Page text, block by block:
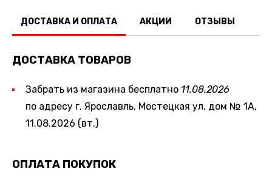
ДОСТАВКА И ОПЛАТА АКЦИИ ОТЗЫВЫ
ДОСТАВКА ТОВАРОВ
Забрать из магазина бесплатно 11.08.2026
по адресу г. Ярославль, Мостецкая ул, дом № 1А,
11.08.2026 (вт.)
ОПЛАТА ПОКУПОК